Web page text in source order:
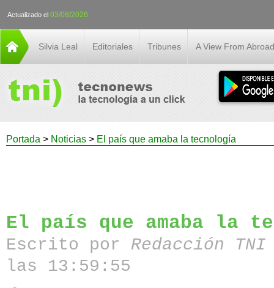
Actualizado el 03/08/2026
Silvia Leal Editoriales Tribunes A View From Abroad
Portada > Noticias > El país que amaba la tecnología
El país que amaba la
Escrito por Redacción
las 13:59:55